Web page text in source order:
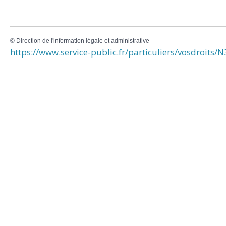
© Direction de l'information légale et administrative
https://www.service-public.fr/particuliers/vosdroits/